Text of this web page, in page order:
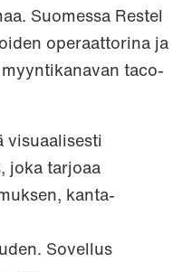
Suomessa Restel
operaattorina ja
taco-
visuaalisesti
joka tarjoaa
kanta-
Sovellus